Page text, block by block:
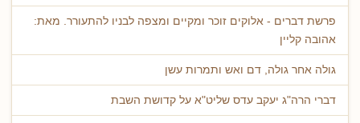
פרשת דברים - אלוקים זוכר ומקיים ומצפה לבניו להתעורר. מאת:
אהובה קליין
גולה אחר גולה, דם ואש ותמרות עשן
דברי הרה"ג יעקב עדס שליט"א על קדושת השבת